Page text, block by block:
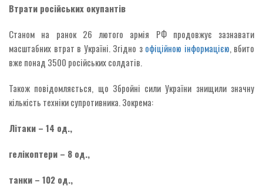
Втрати російських окупантів
Станом на ранок 26 лютого армія РФ продовжує зазнавати
масштабних втрат в Україні. Згідно з офіційною інформацією, вбито
вже понад 3500 російських солдатів.
Також повідомляється, що Збройні сили України знищили значну
кількість техніки супротивника. Зокрема:
Літаки – 14 од.,
гелікоптери – 8 од.,
танки – 102 од.,